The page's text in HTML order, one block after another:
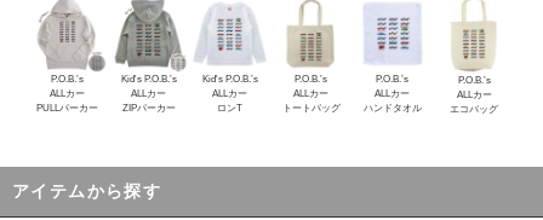
P.O.B.’s
ALLカー
PULLパーカー
Kid's P.O.B.’s
ALLカー
ZIPパーカー
Kid's P.O.B.’s
ALLカー
ロンT
P.O.B.’s
ALLカー
トートバッグ
P.O.B.’s
ALLカー
ハンドタオル
P.O.B.’s
ALLカー
エコバッグ
アイテムから探す